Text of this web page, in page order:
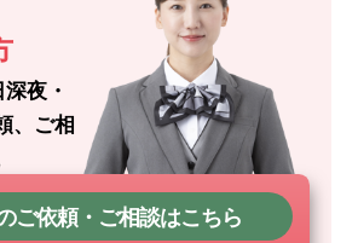
夜・
ご相
ご依頼・ご相談はこちら